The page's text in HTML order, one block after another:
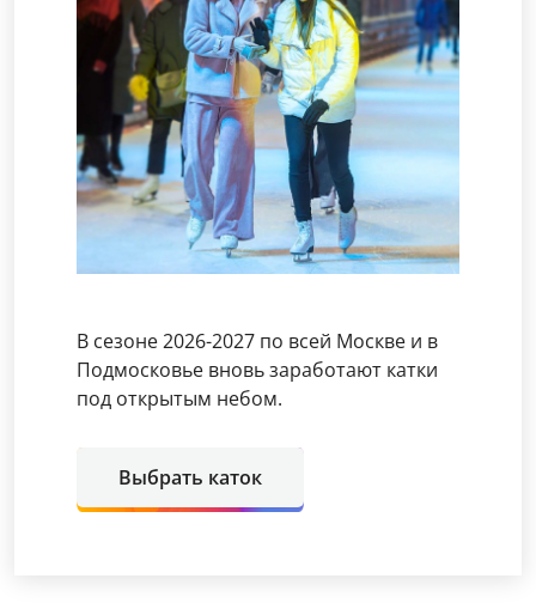
В сезоне 2026-2027 по всей Москве и в
Подмосковье вновь заработают катки
под открытым небом.
Выбрать каток